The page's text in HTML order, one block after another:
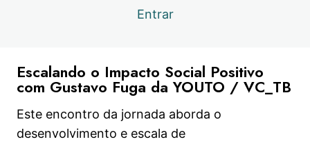
empreendedorismo social
Capítulo 11.2 | Escalando o impacto positivo
Entrar
Escalando o Impacto Social Positivo
com Gustavo Fuga da YOUTO / VC_TB
Este encontro da jornada aborda o
desenvolvimento e escala de